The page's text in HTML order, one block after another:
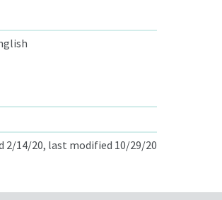
2/14/20, last modified 10/29/20